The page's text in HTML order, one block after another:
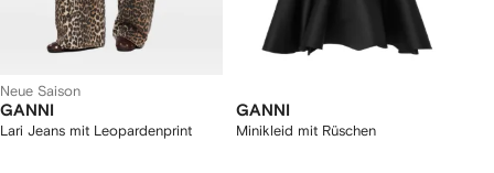
Neue Saison
GANNI
Lari Jeans mit Leopardenprint
GANNI
Minikleid mit Rüschen